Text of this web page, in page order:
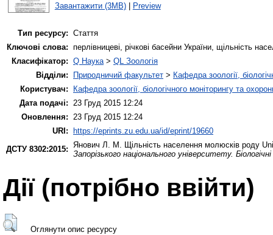
Завантажити (3MB)| Preview
Тип ресурсу: Стаття
Ключові слова: перлівницеві, річкові басейни України, щільність
Класифікатор: Q Наука> QL Зоологія
Відділи:
Природничий факультет > Кафедра зоології,
Користувач:
Кафедра зоології, біологічного моніторингу та
Дата подачі: 23 Груд 2015 12:24
Оновлення: 23 Груд 2015 12:24
URI:
https://eprints.zu.edu.ua/id/eprint/19660
ДСТУ 8302:2015: Янович Л. М. Щільність населення молюсків роду
Запорізького національного університету.
Дії ​​(потрібно ввійти)
Оглянути опис ресурсу